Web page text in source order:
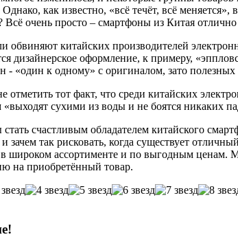
как известно, «всё течёт, всё
очень просто – смартфоны из Китая
обвиняют китайских производителей
дизайнерское оформление, к примеру,
- «один к одному» с оригиналом, зато
отметить тот факт, что среди китайских
сухими из воды и не боятся никаких
счастливым обладателем китайского
зачем так рисковать, когда существует
широком ассортименте и по выгодным ценам.
на приобретённый товар.